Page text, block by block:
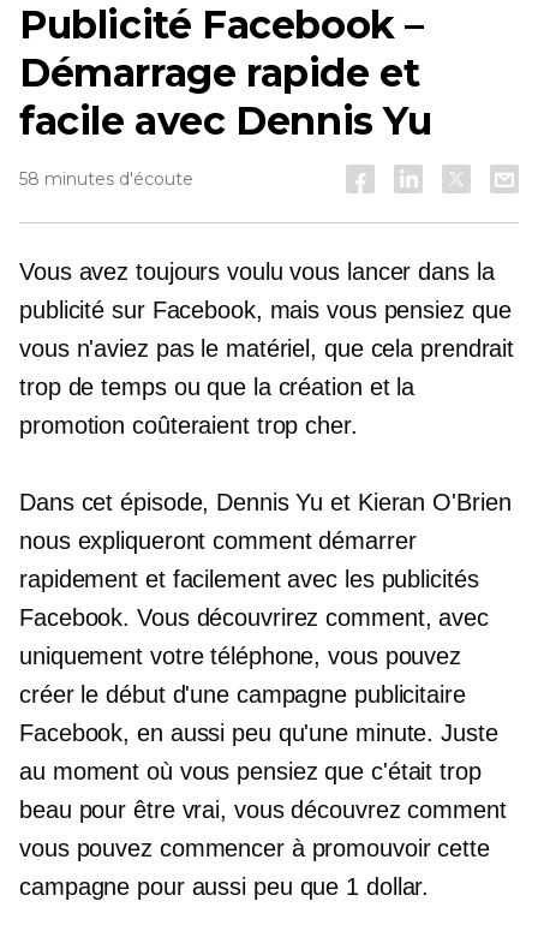
Publicité Facebook –
Démarrage rapide et
facile avec Dennis Yu
58 minutes d'écoute
Vous avez toujours voulu vous lancer dans la
publicité sur Facebook, mais vous pensiez que
vous n'aviez pas le matériel, que cela prendrait
trop de temps ou que la création et la
promotion coûteraient trop cher.
Dans cet épisode, Dennis Yu et Kieran O'Brien
nous expliqueront comment démarrer
rapidement et facilement avec les publicités
Facebook. Vous découvrirez comment, avec
uniquement votre téléphone, vous pouvez
créer le début d'une campagne publicitaire
Facebook, en aussi peu qu'une minute. Juste
au moment où vous pensiez que c'était trop
beau pour être vrai, vous découvrez comment
vous pouvez commencer à promouvoir cette
campagne pour aussi peu que 1 dollar.